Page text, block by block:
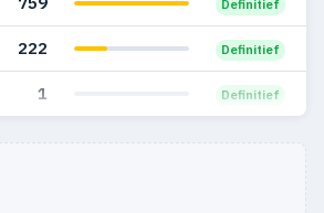
Definitief
222 Definitief
1 Definitief